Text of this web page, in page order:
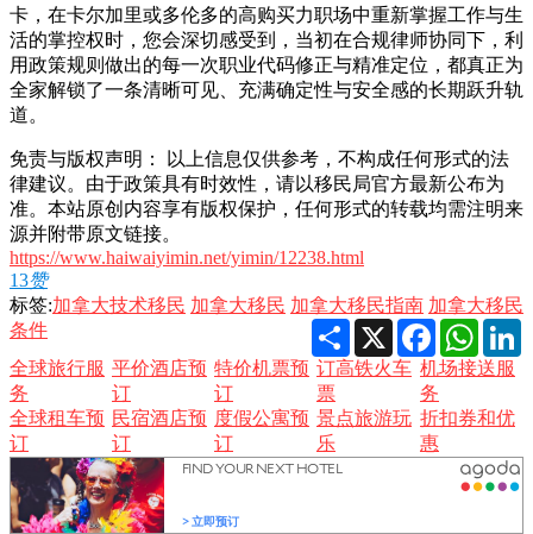
卡，在卡尔加里或多伦多的高购买力职场中重新掌握工作与生
活的掌控权时，您会深切感受到，当初在合规律师协同下，利
用政策规则做出的每一次职业代码修正与精准定位，都真正为
全家解锁了一条清晰可见、充满确定性与安全感的长期跃升轨
道。
免责与版权声明： 以上信息仅供参考，不构成任何形式的法
律建议。由于政策具有时效性，请以移民局官方最新公布为
准。本站原创内容享有版权保护，任何形式的转载均需注明来
源并附带原文链接。
https://www.haiwaiyimin.net/yimin/12238.html
13赞
标签:加拿大技术移民 加拿大移民 加拿大移民指南 加拿大移民
条件
Share X Facebook
全球旅行服
务
平价酒店预
订
特价机票预
订
订高铁火车
票
机场接送服
务
全球租车预
订
民宿酒店预
订
度假公寓预
订
景点旅游玩
乐
折扣券和优
惠